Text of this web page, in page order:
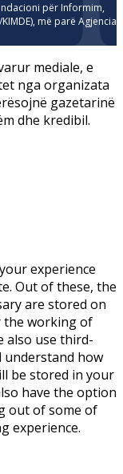
për Informim,
më parë Agjencia
mediale, e
nga organizata
gazetarinë
dhe kredibil.
experience
Out of these, the
are stored on
the working of
also use third-
understand how
be stored in your
have the option
out of some of
experience.